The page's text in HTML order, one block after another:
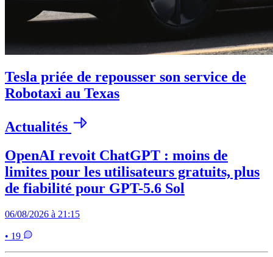
Tesla priée de repousser son service de
Robotaxi au Texas
Actualités
OpenAI revoit ChatGPT : moins de
limites pour les utilisateurs gratuits, plus
de fiabilité pour GPT-5.6 Sol
06/08/2026 à 21:15
• 19